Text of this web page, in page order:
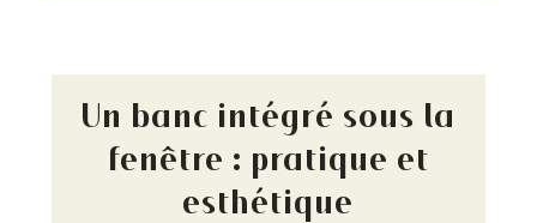
Un banc intégré sous la
fenêtre : pratique et
esthétique